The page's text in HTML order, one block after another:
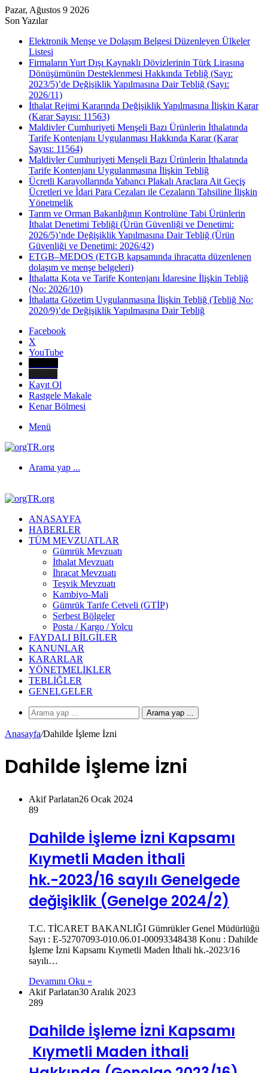
Pazar, Ağustos 9 2026
Son Yazılar
Elektronik Menşe ve Dolaşım Belgesi Düzenleyen Ülkeler
Listesi
Firmaların Yurt Dışı Kaynaklı Dövizlerinin Türk Lirasına
Dönüşümünün Desteklenmesi Hakkında Tebliğ (Sayı:
2023/5)’de Değişiklik Yapılmasına Dair Tebliğ (Sayı:
2026/11)
İthalat Rejimi Kararında Değişiklik Yapılmasına İlişkin Karar
(Karar Sayısı: 11563)
Maldivler Cumhuriyeti Menşeli Bazı Ürünlerin İthalatında
Tarife Kontenjanı Uygulanması Hakkında Karar (Karar
Sayısı: 11564)
Maldivler Cumhuriyeti Menşeli Bazı Ürünlerin İthalatında
Tarife Kontenjanı Uygulanmasına İlişkin Tebliğ
Ücretli Karayollarında Yabancı Plakalı Araçlara Ait Geçiş
Ücretleri ve İdari Para Cezaları ile Cezaların Tahsiline İlişkin
Yönetmelik
Tarım ve Orman Bakanlığının Kontrolüne Tabi Ürünlerin
İthalat Denetimi Tebliği (Ürün Güvenliği ve Denetimi:
2026/5)’nde Değişiklik Yapılmasına Dair Tebliğ (Ürün
Güvenliği ve Denetimi: 2026/42)
ETGB–MEDOS (ETGB kapsamında ihracatta düzenlenen
dolaşım ve menşe belgeleri)
İthalatta Kota ve Tarife Kontenjanı İdaresine İlişkin Tebliğ
(No: 2026/10)
İthalatta Gözetim Uygulanmasına İlişkin Tebliğ (Tebliğ No:
2020/9)’de Değişiklik Yapılmasına Dair Tebliğ
Facebook
X
YouTube
Kayıt Ol
Rastgele Makale
Kenar Bölmesi
Menü
Arama yap ...
ANASAYFA
HABERLER
TÜM MEVZUATLAR
Gümrük Mevzuatı
İthalat Mevzuatı
İhracat Mevzuatı
Teşvik Mevzuatı
Kambiyo-Mali
Gümrük Tarife Cetveli (GTİP)
Serbest Bölgeler
Posta / Kargo / Yolcu
FAYDALI BILGILER
KANUNLAR
KARARLAR
YÖNETMELIKLER
TEBLIĞLER
GENELGELER
Arama yap ...
Anasayfa/Dahilde İşleme İzni
Dahilde İşleme İzni
Akif Parlatan26 Ocak 2024
89
Dahilde İşleme İzni Kapsamı
Kıymetli Maden İthali
hk.-2023/16 sayılı Genelgede
değişiklik (Genelge 2024/2)
T.C. TİCARET BAKANLIĞI Gümrükler Genel Müdürlüğü
Sayı : E-52707093-010.06.01-00093348438 Konu : Dahilde
İşleme İzni Kapsamı Kıymetli Maden İthali hk.-2023/16
sayılı…
Devamını Oku »
Akif Parlatan30 Aralık 2023
289
Dahilde İşleme İzni Kapsamı
Kıymetli Maden İthali